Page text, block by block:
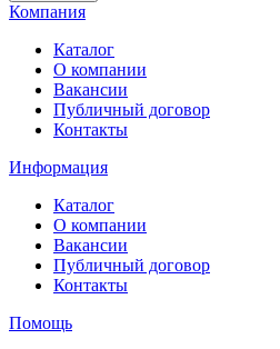
Компания
Каталог
О компании
Вакансии
Публичный договор
Контакты
Информация
Каталог
О компании
Вакансии
Публичный договор
Контакты
Помощь